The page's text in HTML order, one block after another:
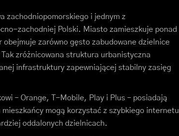
zachodniopomorskiego i jednym z
zachodniej Polski. Miasto zamieszkuje ponad
obejmuje zarówno gęsto zabudowane dzielnice
zróżnicowana struktura urbanistyczna
infrastruktury zapewniającej stabilny zasięg
– Orange, T-Mobile, Play i Plus – posiadają
mogą korzystać z szybkiego internetu
oddalonych dzielnicach.